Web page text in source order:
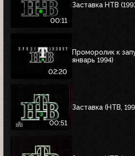
00:11
Заставка НТВ
02:20
Проморолик к
январь 1994)
00:51
Заставка (НТВ,